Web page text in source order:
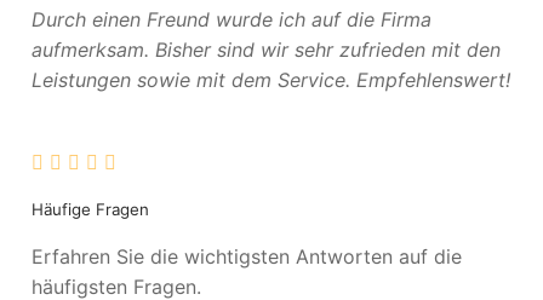
Durch einen Freund wurde ich auf die Firma
aufmerksam. Bisher sind wir sehr zufrieden mit den
Leistungen sowie mit dem Service. Empfehlenswert!
Häufige Fragen
Erfahren Sie die wichtigsten Antworten auf die
häufigsten Fragen.